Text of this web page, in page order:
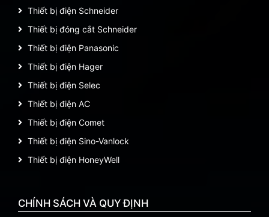
Thiết bị điện Schneider
Thiết bị đóng cắt Schneider
Thiết bị điện Panasonic
Thiết bị điện Hager
Thiết bị điện Selec
Thiết bị điện AC
Thiết bị điện Comet
Thiết bị điện Sino-Vanlock
Thiết bị điện HoneyWell
CHÍNH SÁCH VÀ QUY ĐỊNH